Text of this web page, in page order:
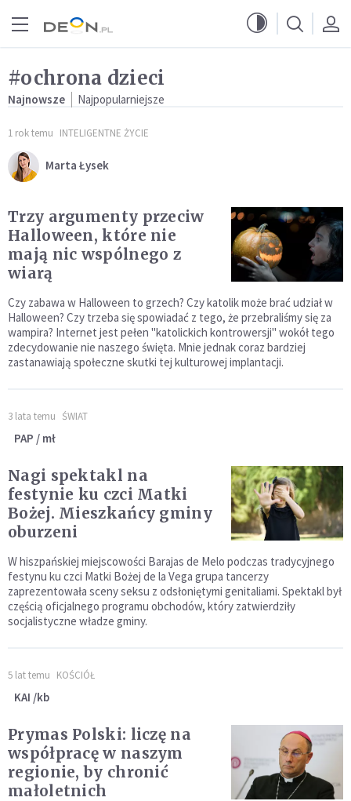
#ochrona dzieci
Najnowsze Najpopularniejsze
1 rok temu INTELIGENTNE ŻYCIE
Marta Łysek
Trzy argumenty przeciw
Halloween, które nie
mają nic wspólnego z
wiarą
Czy zabawa w Halloween to grzech? Czy katolik może brać udział w
Halloween? Czy trzeba się spowiadać z tego, że przebraliśmy się za
wampira? Internet jest pełen "katolickich kontrowersji" wokół tego
zdecydowanie nie naszego święta. Mnie jednak coraz bardziej
zastanawiają społeczne skutki tej kulturowej implantacji.
3 lata temu ŚWIAT
PAP / mł
Nagi spektakl na
festynie ku czci Matki
Bożej. Mieszkańcy gminy
oburzeni
W hiszpańskiej miejscowości Barajas de Melo podczas tradycyjnego
festynu ku czci Matki Bożej de la Vega grupa tancerzy
zaprezentowała sceny seksu z odsłoniętymi genitaliami. Spektakl był
częścią oficjalnego programu obchodów, który zatwierdziły
socjalistyczne władze gminy.
5 lat temu KOŚCIÓŁ
KAI /kb
Prymas Polski: liczę na
współpracę w naszym
regionie, by chronić
małoletnich